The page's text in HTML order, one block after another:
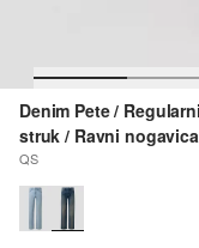
Denim Pete /
struk / Ravni
QS